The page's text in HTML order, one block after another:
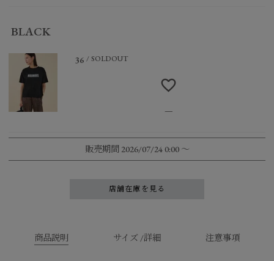
BLACK
36 SOLDOUT
—
販売期間 2026/07/24 0:00 〜
店舗在庫を見る
商品説明 サイズ /詳細 注意事項